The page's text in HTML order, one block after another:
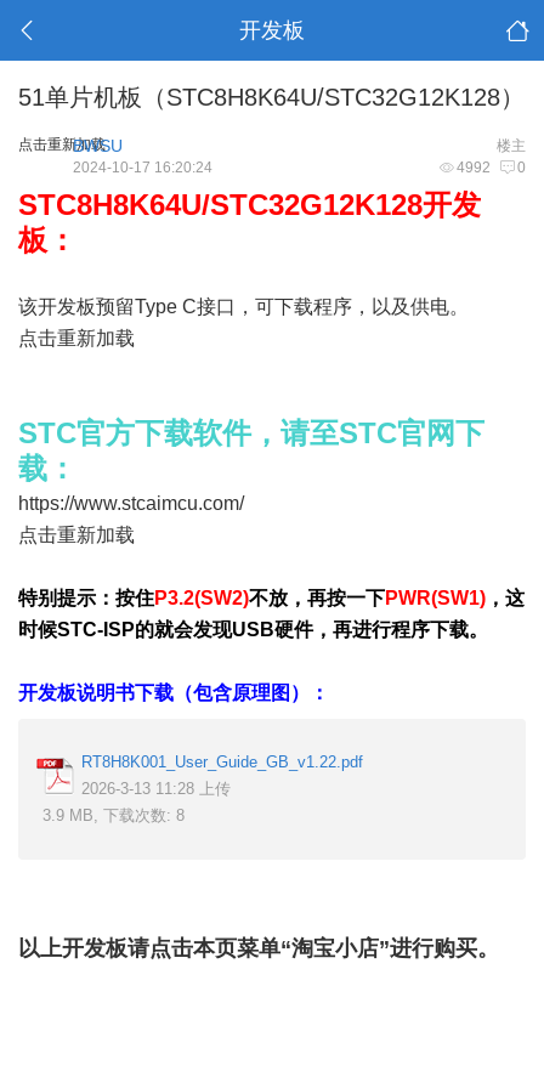
开发板
51单片机板（STC8H8K64U/STC32G12K128）
点击重新加载 楼主
BWSU
4992 0
2024-10-17 16:20:24
STC8H8K64U/STC32G12K128开发
板：
该开发板预留Type C接口，可下载程序，以及供电。
点击重新加载
STC官方下载软件，请至STC官网下
载：
https://www.stcaimcu.com/
点击重新加载
特别提示：按住P3.2(SW2)不放，再按一下PWR(SW1) ，这
时候STC-ISP的就会发现USB硬件，再进行程序下载。
开发板说明书下载（包含原理图）：
RT8H8K001_User_Guide_GB_v1.22.pdf
2026-3-13 11:28 上传
3.9 MB, 下载次数: 8
以上开发板请点击本页菜单“淘宝小店”进行购买。